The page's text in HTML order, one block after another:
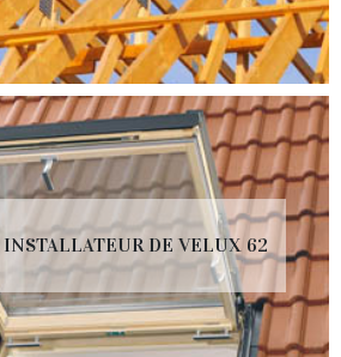
INSTALLATEUR DE VELUX 62